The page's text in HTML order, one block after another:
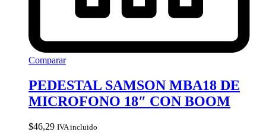
Comparar
PEDESTAL SAMSON MBA18 DE
MICROFONO 18″ CON BOOM
$46,29 IVA incluido